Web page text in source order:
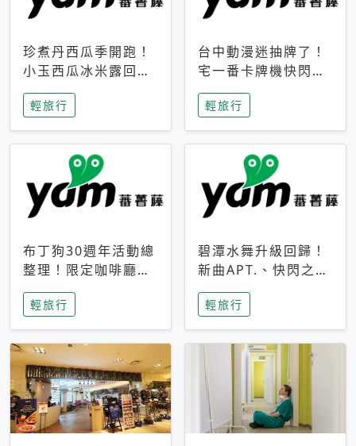
珍煮丹西瓜季開跑！
小玉西瓜冰米露回
歸，4公升分享壺也
成今夏焦點
輕旅行
台中動漫迷抽牌了！
宅一番卡牌機快閃草
悟道，15大人氣IP一
次開抽
輕旅行
布丁狗30週年活動總
整理！限定咖啡廳、
生日派對到路跑活動
一次看
輕旅行
碧潭水舞升級回歸！
新曲APT.、快閃之夜
到飛板秀，初夏夜遊
亮點一次看
輕旅行